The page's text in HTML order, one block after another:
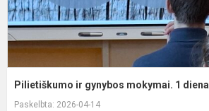
Pilietiškumo ir gynybos mokymai. 1 diena
Paskelbta: 2026-04-14